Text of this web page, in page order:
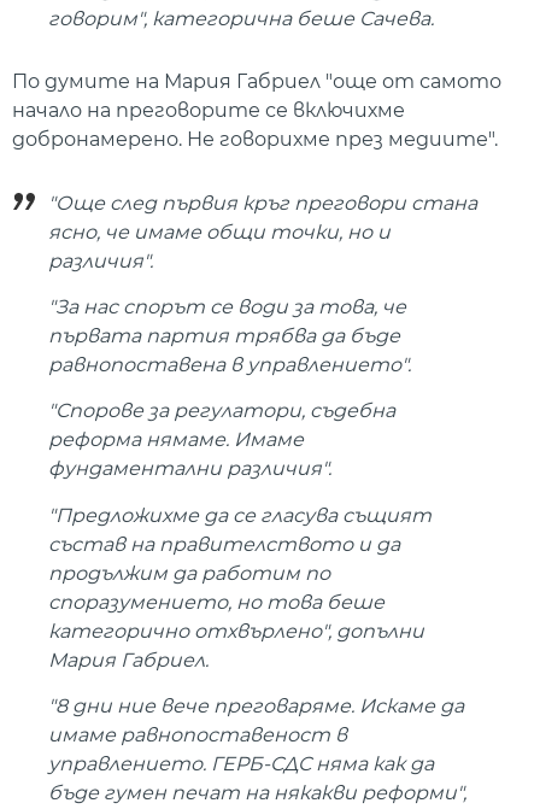
говорим", категорична беше Сачева.
По думите на Мария Габриел "още от самото
начало на преговорите се включихме
добронамерено. Не говорихме през медиите".
"Още след първия кръг преговори стана
ясно, че имаме общи точки, но и
различия".
"За нас спорът се води за това, че
първата партия трябва да бъде
равнопоставена в управлението".
"Спорове за регулатори, съдебна
реформа нямаме. Имаме
фундаментални различия".
"Предложихме да се гласува същият
състав на правителството и да
продължим да работим по
споразумението, но това беше
категорично отхвърлено", допълни
Мария Габриел.
"8 дни ние вече преговаряме. Искаме да
имаме равнопоставеност в
управлението. ГЕРБ-СДС няма как да
бъде гумен печат на някакви реформи",